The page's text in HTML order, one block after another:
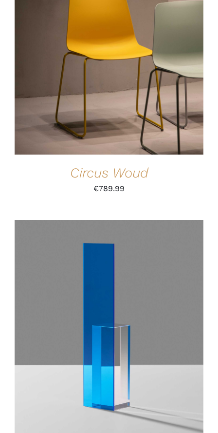
IN DEN WARENKORB
Circus Woud
€789.99
IN DEN WARENKORB